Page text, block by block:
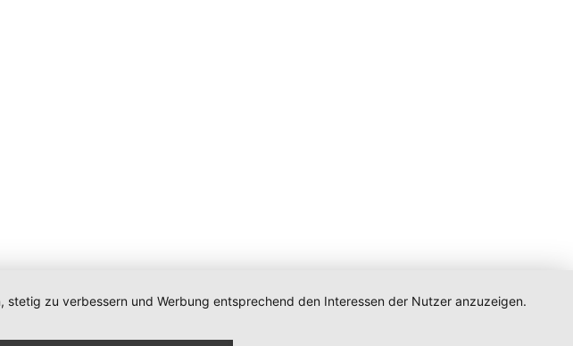
zu verbessern und Werbung entsprechend den Interessen der Nutzer anzuzeigen.